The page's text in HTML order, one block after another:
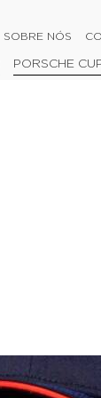
SOBRE NÓS
PORSCHE